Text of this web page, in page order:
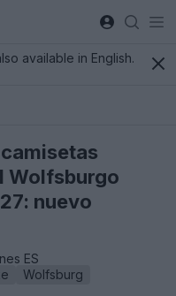
available in English.
Wolfsburgo
nuevo
ES
Wolfsburg